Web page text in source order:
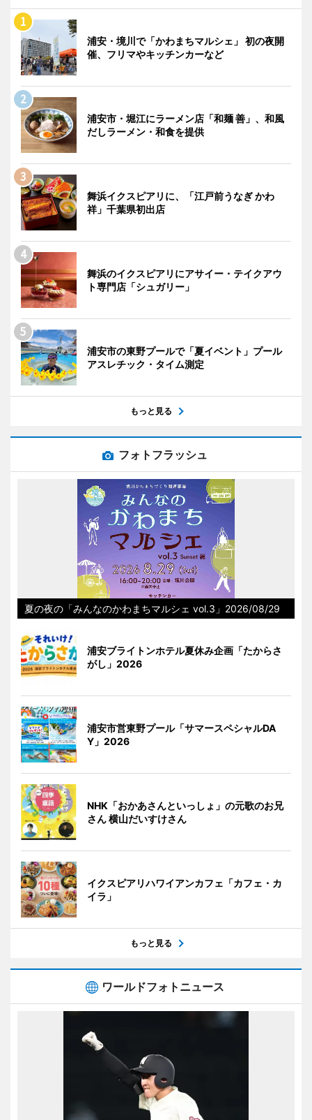
浦安・境川で「かわまちマルシェ」 初の夜開
催、フリマやキッチンカーなど
浦安市・堀江にラーメン店「和麺 善」、和風
だしラーメン・和食を提供
舞浜イクスピアリに、「江戸前うなぎ かわ
祥」千葉県初出店
舞浜のイクスピアリにアサイー・テイクアウ
ト専門店「シュガリー」
浦安市の東野プールで「夏イベント」プール
アスレチック・タイム測定
もっと見る
フォトフラッシュ
夏の夜の「みんなのかわまちマルシェ vol.3」2026/08/29
浦安ブライトンホテル夏休み企画「たからさ
がし」2026
浦安市営東野プール「サマースペシャルDA
Y」2026
NHK「おかあさんといっしょ」の元歌のお兄
さん 横山だいすけさん
イクスピアリハワイアンカフェ「カフェ・カ
イラ」
もっと見る
ワールドフォトニュース